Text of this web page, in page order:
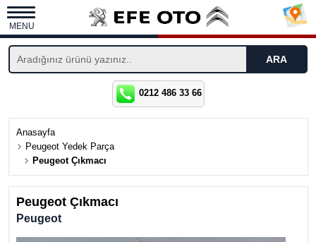
MENU
0212 486 33 66
Anasayfa
Peugeot Yedek Parça
Peugeot Çıkmacı
Peugeot Çıkmacı
Peugeot